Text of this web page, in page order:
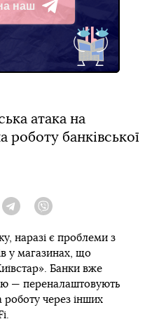
наш
атака на
роботу банківської
Telegram
наразі є проблеми з
у магазинах, що
Банки вже
— переналаштовують
через інших